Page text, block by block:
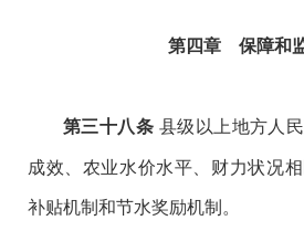
第四章 保障和
第三十八条 县级以上地方人
成效、农业水价水平、财力状况
补贴机制和节水奖励机制。